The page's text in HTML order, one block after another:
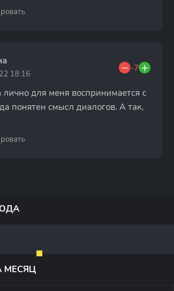
18:16
-7
для меня воспринимается с
понятен смысл диалогов. А так,
МЕСЯЦ